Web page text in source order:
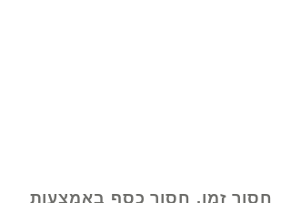
חסוך זמן, חסוך כסף באמצעות